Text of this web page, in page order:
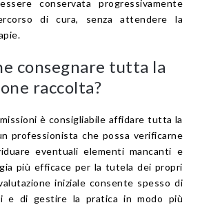
conservata progressivamente
di cura, senza attendere la
consegnare tutta la
raccolta?
è consigliabile affidare tutta la
professionista che possa verificarne
eventuali elementi mancanti e
più efficace per la tutela dei propri
iniziale consente spesso di
e di gestire la pratica in modo più